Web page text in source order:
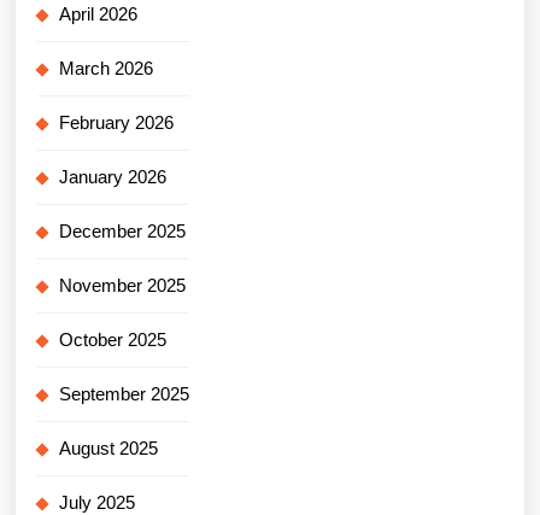
April 2026
March 2026
February 2026
January 2026
December 2025
November 2025
October 2025
September 2025
August 2025
July 2025